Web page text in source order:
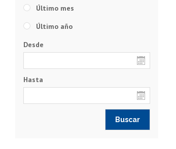
Último mes
Último año
Desde
Hasta